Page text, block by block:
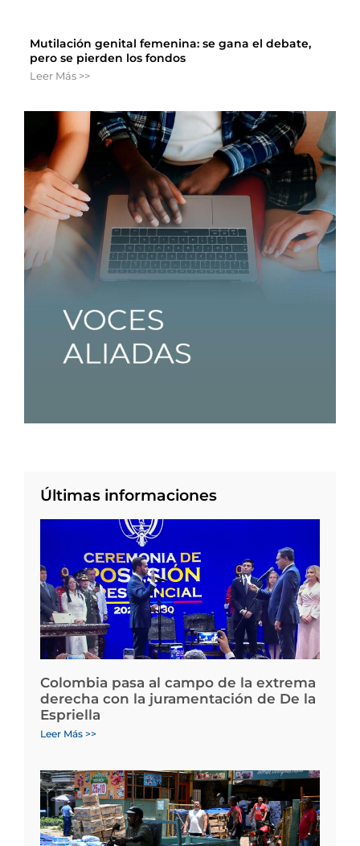
Mutilación genital femenina: se gana el debate,
pero se pierden los fondos
Leer Más >>
Últimas informaciones
Colombia pasa al campo de la extrema
derecha con la juramentación de De la
Espriella
Leer Más >>